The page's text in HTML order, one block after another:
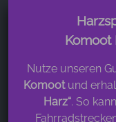
Komoot
Nutze unseren
Komootund
Harz“. So